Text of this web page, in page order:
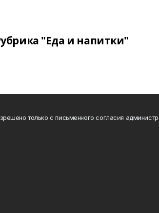
"Еда и напитки"
только с письменного согласия